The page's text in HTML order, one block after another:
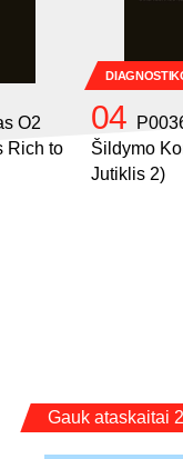
O2
Rich to
Šildymo
Jutiklis 2)
Gauk ataskaitai